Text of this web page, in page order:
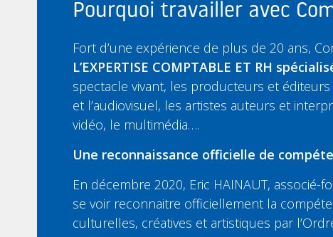
Pourquoi travailler avec
Fort d’une expérience de plus de 20 ans,
L’EXPERTISE COMPTABLE ET RH
spectacle vivant, les producteurs et
et l’audiovisuel, les artistes auteurs et
vidéo, le multimédia….
Une reconnaissance officielle de
En décembre 2020, Eric HAINAUT, associé-
se voir reconnaitre officiellement la
culturelles, créatives et artistiques par